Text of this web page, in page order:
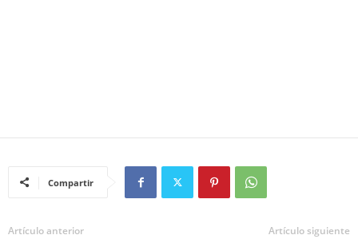
Compartir
Artículo anterior Artículo siguiente